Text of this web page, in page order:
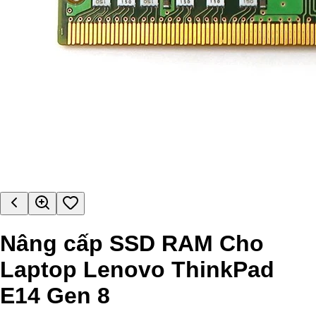
Nâng cấp SSD RAM Cho
Laptop Lenovo ThinkPad
E14 Gen 8